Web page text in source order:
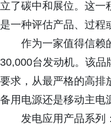
立了碳中和展位。这一
是一种评估产品、过程
作为一家值得信赖
30,000台发动机。该
要求，从最严格的高排
备用电源还是移动主电
发电应用产品系列